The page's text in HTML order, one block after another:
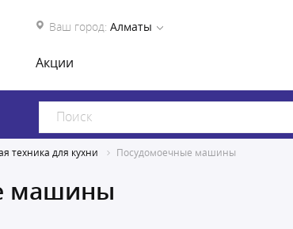
Ваш город: Алматы
Акции
техника для кухни Посудомоечные машины
машины